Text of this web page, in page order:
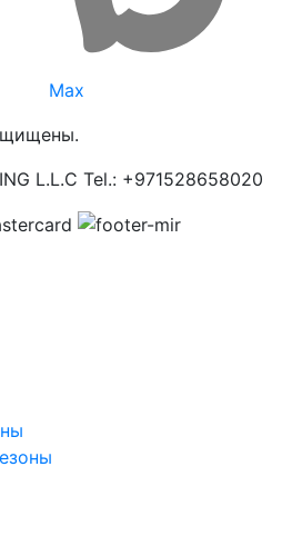
Max
L.L.C Tel.: +971528658020